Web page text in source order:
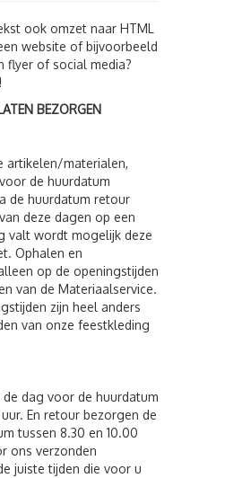
ook omzet naar HTML
website of bijvoorbeeld
flyer of social media?
BEZORGEN
artikelen/materialen,
de huurdatum
de huurdatum retour
deze dagen op een
valt wordt mogelijk deze
Ophalen en
op de openingstijden
van de Materiaalservice.
zijn heel anders
van onze feestkleding
dag voor de huurdatum
En retour bezorgen de
tussen 8.30 en 10.00
ons verzonden
juiste tijden die voor u